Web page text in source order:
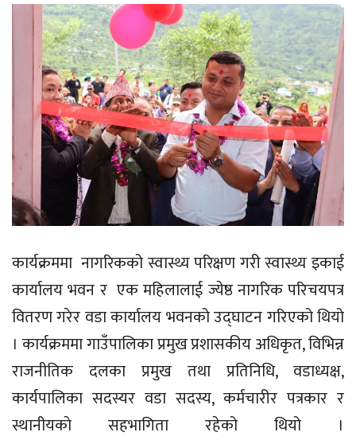
कार्यक्रममा नागरिकको स्वास्थ्य परिक्षण गरी स्वास्थ्य इकाई
कार्यालय भवन र एक महिलालाई ज्येष्ठ नागरिक परिचयपत्र
वितरण गरेर वडा कार्यालय भवनको उद्घाटन गरिएको थियो
। कार्यक्रममा गाउँपालिका प्रमुख प्रशासकीय अधिकृत, विभिन्न
राजनीतिक दलका प्रमुख तथा प्रतिनिधि, वडाध्यक्ष,
कार्यपालिका सदस्यर वडा सदस्य, कर्मचारीर पत्रकार र
स्थानीयकाे सहभागिता रहेको थियो ।